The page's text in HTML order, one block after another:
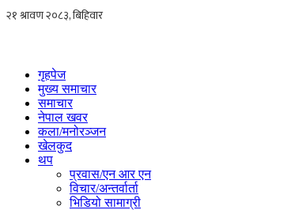
Skip
गृहपेज
मुख्य समाचार
समाचार
नेपाल खवर
कला/मनोरञ्जन
खेलकुद
थप
प्रवास/एन आर एन
विचार/अन्तर्वार्ता
भिडियो सामाग्री